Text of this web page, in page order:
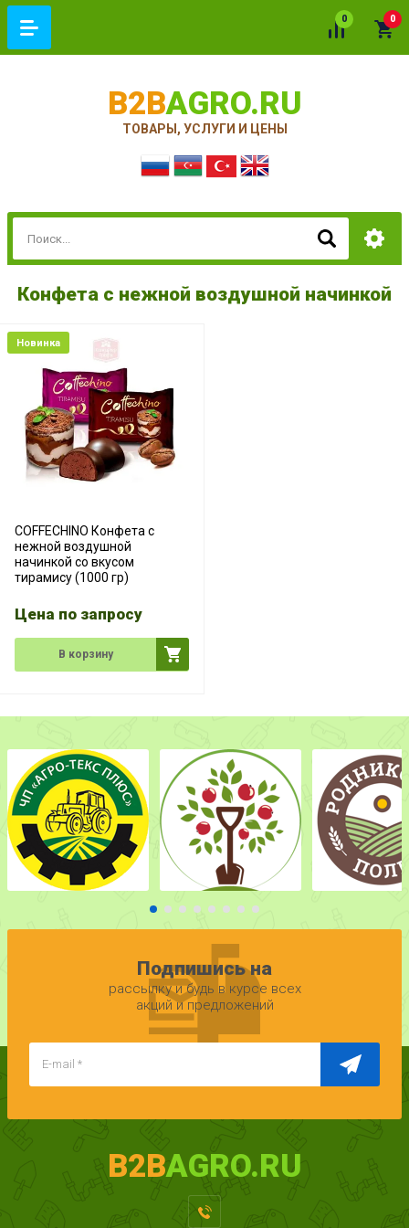
0 0
B2BAGRO.RU
ТОВАРЫ, УСЛУГИ И ЦЕНЫ
Конфета с нежной воздушной начинкой
Новинка
СOFFECHINO Конфета с
нежной воздушной
начинкой со вкусом
тирамису (1000 гр)
Цена по запросу
В корзину
Подпишись на
рассылку и будь в курсе всех
акций и предложений
B2BAGRO.RU